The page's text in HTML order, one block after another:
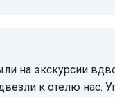
к отелю нас.